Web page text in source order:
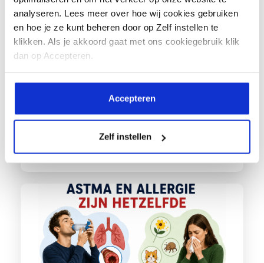
analyseren. Lees meer over hoe wij cookies gebruiken
en hoe je ze kunt beheren door op Zelf instellen te
klikken. Als je akkoord gaat met ons cookiegebruik klik
dan op Accepteren.
Accepteren
Zelf instellen
Vragen over inhalatiemedicatie Deel 1
We ontvingen de afgelopen periode
en na ons webinar over
inhalatiemedicatie een aantal
Lees meer